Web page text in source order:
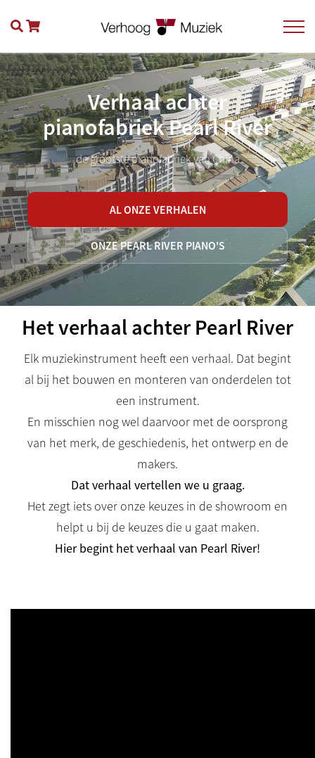
Verhaal achter
pianofabriek Pearl River
de grootste pianofabriek van China
AL ONZE VERHALEN
ONZE PEARL RIVER PIANO'S
Het verhaal achter Pearl River
Elk muziekinstrument heeft een verhaal. Dat begint
al bij het bouwen en monteren van onderdelen tot
een instrument.
En misschien nog wel daarvoor met de oorsprong
van het merk, de geschiedenis, het ontwerp en de
makers.
Dat verhaal vertellen we u graag.
Het zegt iets over onze keuzes in de showroom en
helpt u bij de keuzes die u gaat maken.
Hier begint het verhaal van Pearl River!